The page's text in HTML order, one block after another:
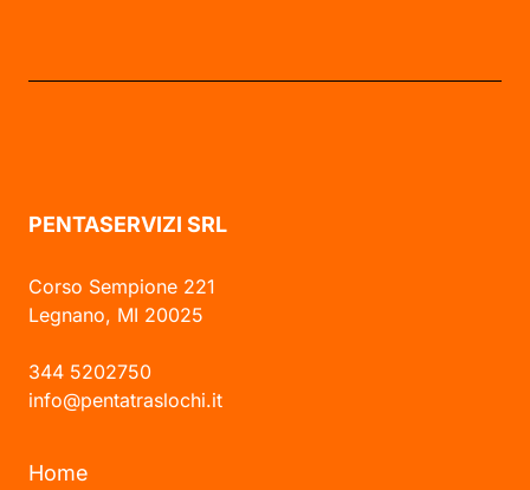
PENTASERVIZI SRL
Corso Sempione 221
Legnano, MI 20025
344 5202750
info@pentatraslochi.it
Home